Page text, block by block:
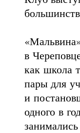
в
как школа
пары для
и
одного в